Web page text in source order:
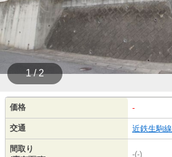
1 / 2
価格 -
交通 近鉄生駒線
間取り
-(-)